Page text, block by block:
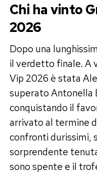
Chi ha vinto
2026
Dopo una
il verdetto finale. A
Vip 2026 è stata
superato Antonella
conquistando il
arrivato al termine
confronti durissimi,
sorprendente
sono spente e il